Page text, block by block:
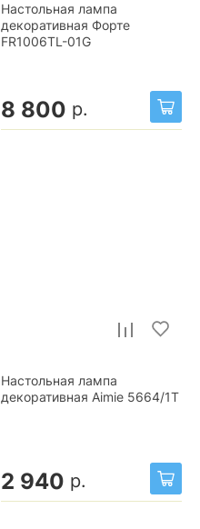
Настольная лампа
декоративная Форте
FR1006TL-01G
8 800 р.
Настольная лампа
декоративная Aimie 5664/1T
2 940 р.